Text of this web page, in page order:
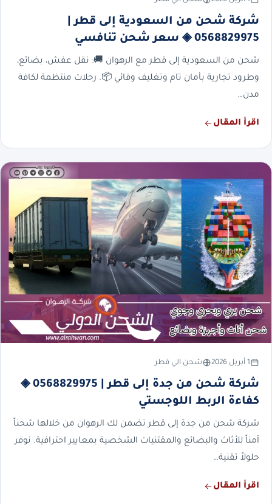
شركة شحن من السعودية إلى قطر |
0568829975 ◈ سعر شحن تنافسي
شحن من السعودية إلى قطر مع الرهوان 🚚: نقل عفش، بضائع،
وطرود تجارية بأمان تام وتغليف وقائي 📦. رحلات منتظمة لكافة
مدن…
اقرأ المقال
1 أبريل 2026 شحن الي قطر
شركة شحن من جدة إلى قطر | 0568829975 ◈
كفاءة الربط اللوجستي
شركة شحن من جدة إلى قطر تضمن لك الرهوان من خلالها شحناً
آمناً للأثاث والبضائع والمقتنيات الشخصية بمعايير احترافية. نوفر
حلولاً تقنية…
اقرأ المقال